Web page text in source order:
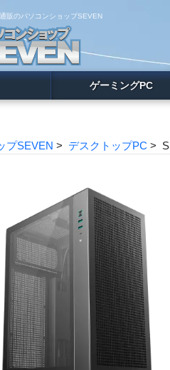
販のパソコンショップSEVEN
ゲーミングPC
プSEVEN > デスクトップPC >